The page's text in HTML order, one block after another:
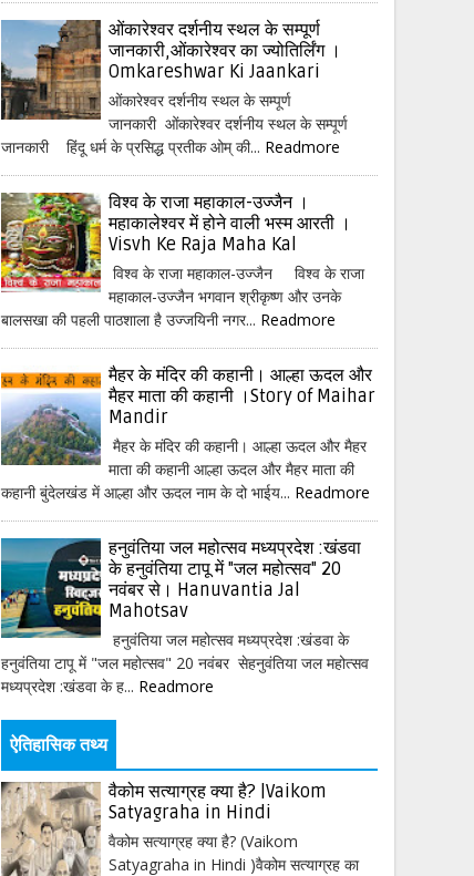
ओंकारेश्वर दर्शनीय स्थल के सम्पूर्ण
जानकारी,ओंकारेश्वर का ज्योतिर्लिंग ।
Omkareshwar Ki Jaankari
ओंकारेश्वर दर्शनीय स्थल के सम्पूर्ण
जानकारी ओंकारेश्वर दर्शनीय स्थल के सम्पूर्ण
जानकारी हिंदू धर्म के प्रसिद्ध प्रतीक ओम् की... Readmore
विश्व के राजा महाकाल-उज्जैन ।
महाकालेश्वर में होने वाली भस्म आरती ।
Visvh Ke Raja Maha Kal
विश्व के राजा महाकाल-उज्जैन विश्व के राजा
महाकाल-उज्जैन भगवान श्रीकृष्ण और उनके
बालसखा की पहली पाठशाला है उज्जयिनी नगर... Readmore
मैहर के मंदिर की कहानी। आल्हा ऊदल और
मैहर माता की कहानी ।Story of Maihar
Mandir
मैहर के मंदिर की कहानी। आल्हा ऊदल और मैहर
माता की कहानी आल्हा ऊदल और मैहर माता की
कहानी बुंदेलखंड में आल्हा और ऊदल नाम के दो भाईय... Readmore
हनुवंतिया जल महोत्सव मध्यप्रदेश :खंडवा
के हनुवंतिया टापू में "जल महोत्सव" 20
नवंबर से। Hanuvantia Jal
Mahotsav
हनुवंतिया जल महोत्सव मध्यप्रदेश :खंडवा के
हनुवंतिया टापू में "जल महोत्सव" 20 नवंबर सेहनुवंतिया जल महोत्सव
मध्यप्रदेश :खंडवा के ह... Readmore
ऐतिहासिक तथ्य
वैकोम सत्याग्रह क्या है? |Vaikom
Satyagraha in Hindi
वैकोम सत्याग्रह क्या है? (Vaikom
Satyagraha in Hindi )वैकोम सत्याग्रह का